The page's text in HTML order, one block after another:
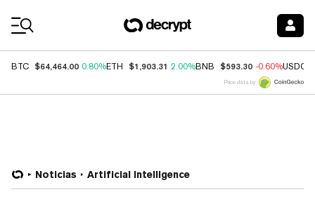
BTC $64,464.00 0.80%ETH $1,903.31 2.00%BNB $593.30 -0.60%USDC
Price data by
Noticias Artificial Intelligence